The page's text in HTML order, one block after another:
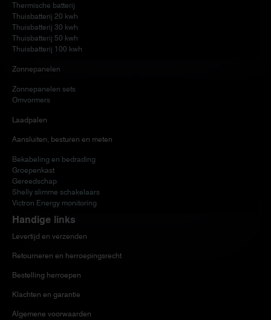
Thermische batterij
Thuisbatterij 20 kwh
Thuisbatterij 30 kwh
Thuisbatterij 50 kwh
Thuisbatterij 100 kwh
Zonnepanelen
Zonnepanelen sets
Omvormers
Laadpalen
Aansluiten, besturen en meten
Bekabeling en bedrading
Groepenkast
Gereedschap
Shelly slimme schakelaars
Victron Energy monitoring
Handige links
Levertijd en verzenden
Retourneren en herroepingsrecht
Bestelling herroepen
Klachten en garantie
Algemene voorwaarden